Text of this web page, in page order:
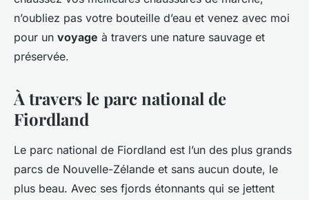
n’oubliez pas votre bouteille d’eau et venez avec moi
pour un voyage à travers une nature sauvage et
préservée.
À travers le parc national de
Fiordland
Le parc national de Fiordland est l’un des plus grands
parcs de Nouvelle-Zélande et sans aucun doute, le
plus beau. Avec ses fjords étonnants qui se jettent